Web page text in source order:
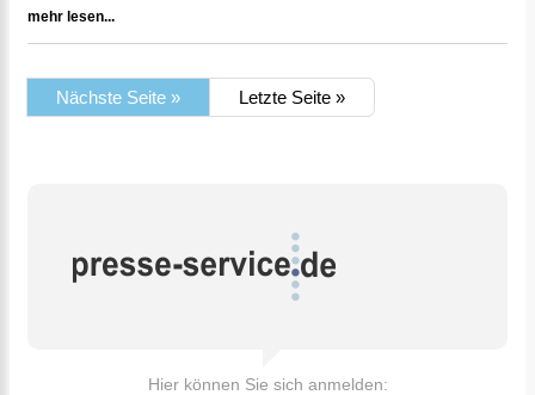
mehr lesen...
Nächste Seite » Letzte Seite »
Hier können Sie sich anmelden: